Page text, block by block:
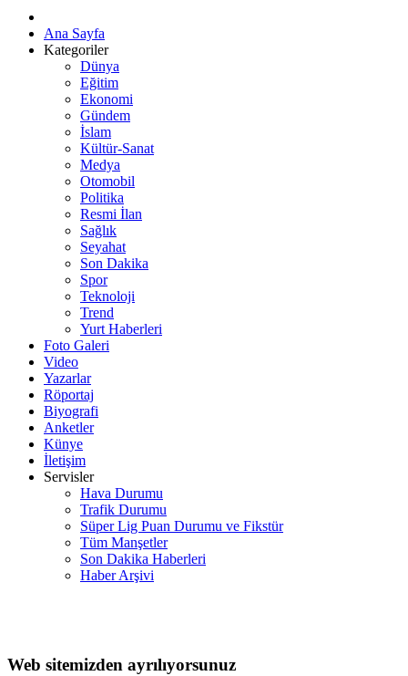
Ana Sayfa
Kategoriler
Dünya
Eğitim
Ekonomi
Gündem
İslam
Kültür-Sanat
Medya
Otomobil
Politika
Resmi İlan
Sağlık
Seyahat
Son Dakika
Spor
Teknoloji
Trend
Yurt Haberleri
Foto Galeri
Video
Yazarlar
Röportaj
Biyografi
Anketler
Künye
İletişim
Servisler
Hava Durumu
Trafik Durumu
Süper Lig Puan Durumu ve Fikstür
Tüm Manşetler
Son Dakika Haberleri
Haber Arşivi
Web sitemizden ayrılıyorsunuz